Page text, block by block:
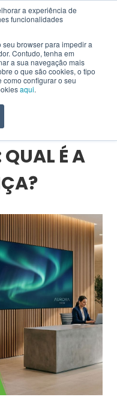
a experiência de
funcionalidades
browser para impedir a
Contudo, tenha em
a sua navegação mais
o que são cookies, o tipo
configurar o seu
aqui.
EN
DIFERENÇA?
LED
É A